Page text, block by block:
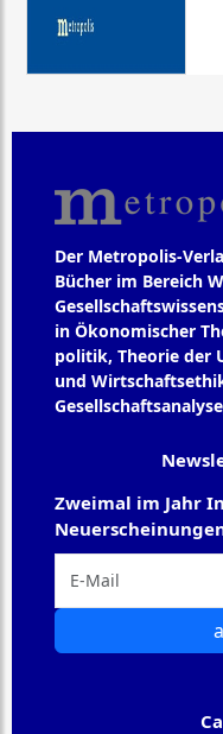
Der Metropolis-
Bücher im Bereich
in Ökonomischer
politik, Theorie der
und
Zweimal im Jahr